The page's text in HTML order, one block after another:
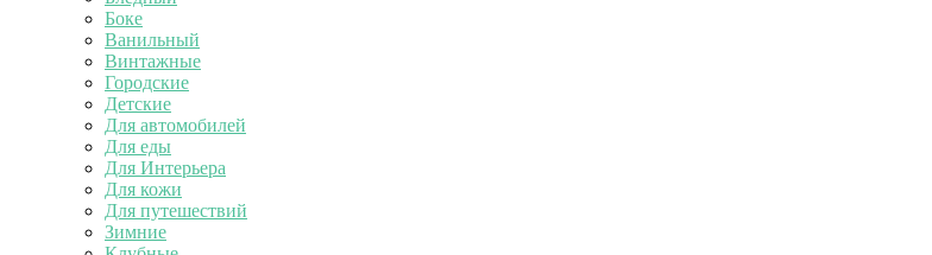
Боке
Ванильный
Винтажные
Городские
Детские
Для автомобилей
Для еды
Для Интерьера
Для кожи
Для путешествий
Зимние